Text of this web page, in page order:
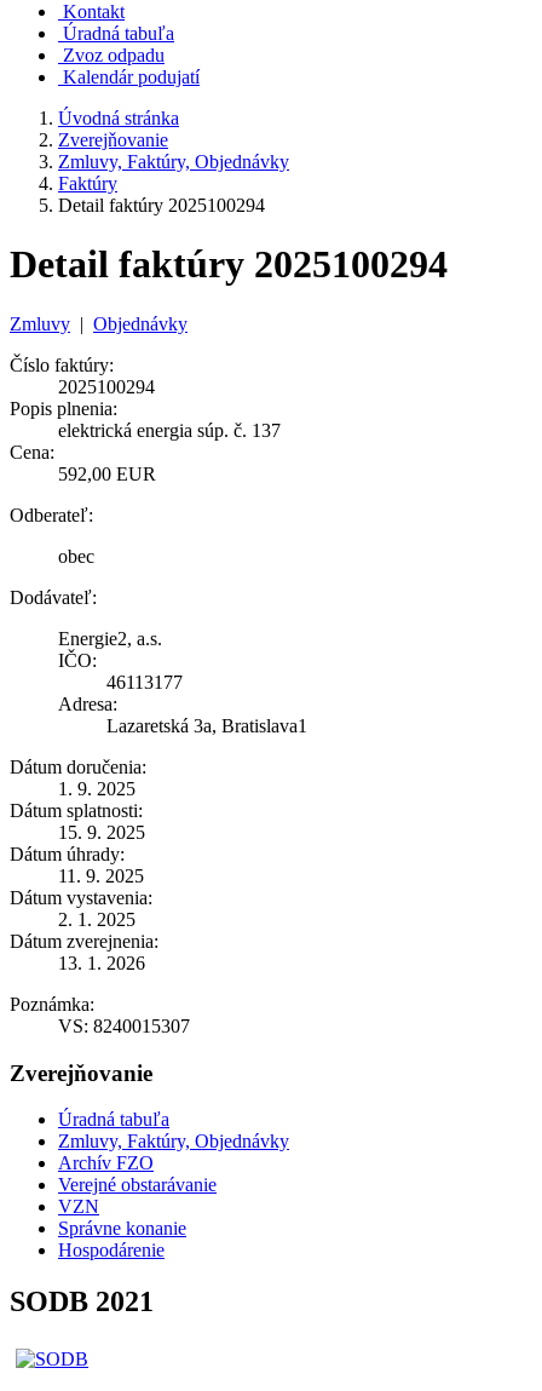
Kontakt
Úradná tabuľa
Zvoz odpadu
Kalendár podujatí
Úvodná stránka
Zverejňovanie
Zmluvy, Faktúry, Objednávky
Faktúry
Detail faktúry 2025100294
Detail faktúry 2025100294
Zmluvy | Objednávky
Číslo faktúry:
2025100294
Popis plnenia:
elektrická energia súp. č. 137
Cena:
592,00 EUR
Odberateľ:
obec
Dodávateľ:
Energie2, a.s.
IČO:
46113177
Adresa:
Lazaretská 3a, Bratislava1
Dátum doručenia:
1. 9. 2025
Dátum splatnosti:
15. 9. 2025
Dátum úhrady:
11. 9. 2025
Dátum vystavenia:
2. 1. 2025
Dátum zverejnenia:
13. 1. 2026
Poznámka:
VS: 8240015307
Zverejňovanie
Úradná tabuľa
Zmluvy, Faktúry, Objednávky
Archív FZO
Verejné obstarávanie
VZN
Správne konanie
Hospodárenie
SODB 2021